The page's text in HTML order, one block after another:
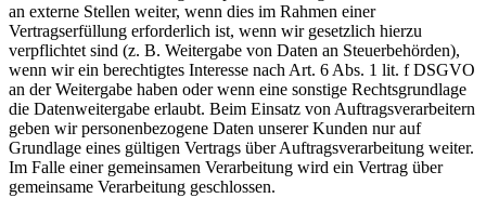
an externe Stellen weiter, wenn dies im Rahmen einer
Vertragserfüllung erforderlich ist, wenn wir gesetzlich hierzu
verpflichtet sind (z. B. Weitergabe von Daten an Steuerbehörden),
wenn wir ein berechtigtes Interesse nach Art. 6 Abs. 1 lit. f DSGVO
an der Weitergabe haben oder wenn eine sonstige Rechtsgrundlage
die Datenweitergabe erlaubt. Beim Einsatz von Auftragsverarbeitern
geben wir personenbezogene Daten unserer Kunden nur auf
Grundlage eines gültigen Vertrags über Auftragsverarbeitung weiter.
Im Falle einer gemeinsamen Verarbeitung wird ein Vertrag über
gemeinsame Verarbeitung geschlossen.